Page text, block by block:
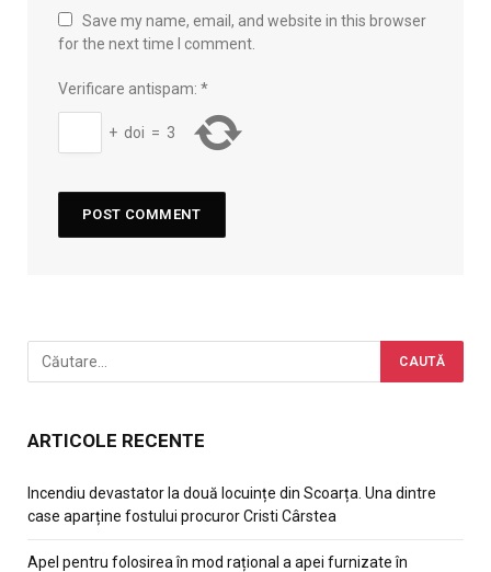
Save my name, email, and website in this browser
for the next time I comment.
Verificare antispam: *
+ doi = 3
ARTICOLE RECENTE
Incendiu devastator la două locuințe din Scoarța. Una dintre
case aparține fostului procuror Cristi Cârstea
Apel pentru folosirea în mod rațional a apei furnizate în